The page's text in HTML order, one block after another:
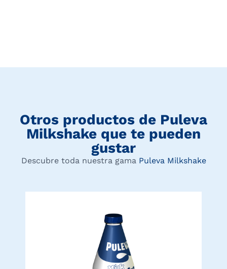
Otros productos de Puleva
Milkshake que te pueden
gustar
Descubre toda nuestra gama Puleva Milkshake